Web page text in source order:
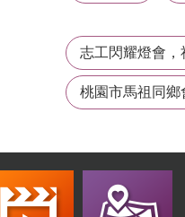
志工閃耀燈會，
桃園市馬祖同鄉